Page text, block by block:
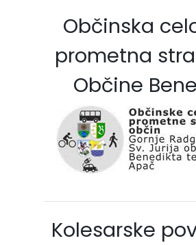
Občinska
prometna
Občine
Kolesarske